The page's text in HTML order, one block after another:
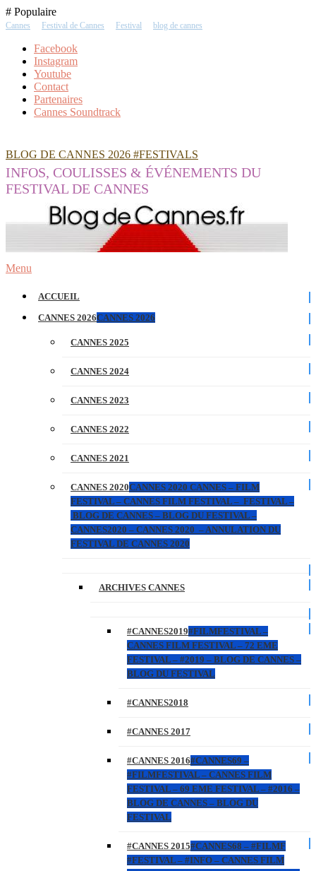
Skip
To
# Populaire
Cannes Festival de Cannes Festival blog de cannes
Facebook
Instagram
Youtube
Contact
Partenaires
Cannes Soundtrack
BLOG DE CANNES 2026 #FESTIVALS
INFOS, COULISSES & ÉVÉNEMENTS DU
FESTIVAL DE CANNES
Menu
ACCUEIL
CANNES 2026CANNES 2026
CANNES 2025
CANNES 2024
CANNES 2023
CANNES 2022
CANNES 2021
CANNES 2020CANNES 2020 CANNES – FILM
FESTIVAL – CANNES FILM FESTIVAL – FESTIVAL –
BLOG DE CANNES – BLOG DU FESTIVAL –
CANNES2020 – CANNES 2020 – ANNULATION DU
FESTIVAL DE CANNES 2020
ARCHIVES CANNES
#CANNES2019#FILMFESTIVAL –
CANNES FILM FESTIVAL – 72 EME
FESTIVAL – #2019 – BLOG DE CANNES –
BLOG DU FESTIVAL
#CANNES2018
#CANNES 2017
#CANNES 2016#CANNES69 –
#FILMFESTIVAL – CANNES FILM
FESTIVAL – 69 EME FESTIVAL – #2016 –
BLOG DE CANNES – BLOG DU
FESTIVAL
#CANNES 2015#CANNES68 – #FILMF
#FESTIVAL – #INFO – CANNES FILM